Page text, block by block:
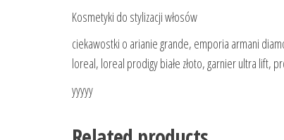
Kosmetyki do stylizacji włosów
ciekawostki o arianie grande, emporia armani
loreal, loreal prodigy białe złoto, garnier ultra lift,
yyyyy